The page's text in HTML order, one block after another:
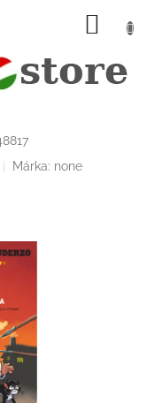
KOSÁR
Márka: none